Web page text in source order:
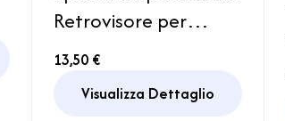
Retrovisore per
angolo morto
Camper Furgone
13,50 €
Visualizza Dettaglio